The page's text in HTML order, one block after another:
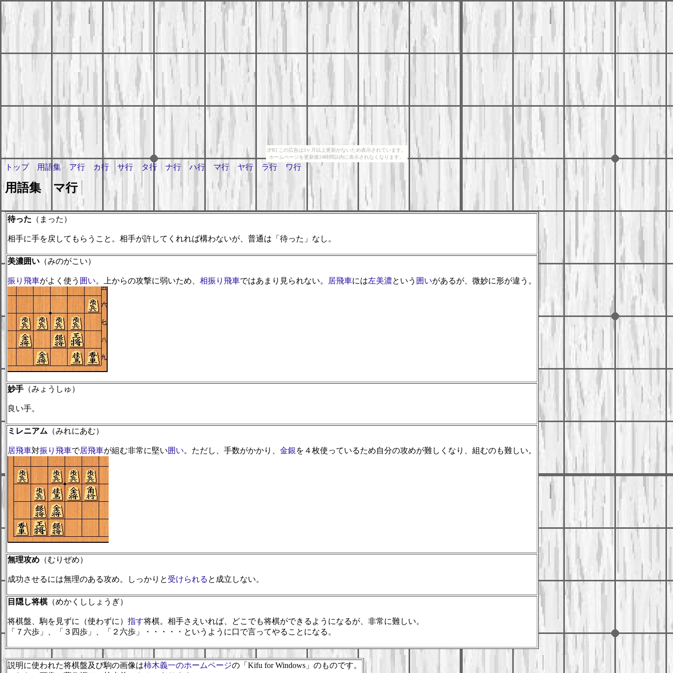
[PR] この広告は3ヶ月以上更新がないため表示されています。
ホームページを更新後24時間以内に表示されなくなります。
トップ 用語集 ア行 カ行 サ行 タ行 ナ行 ハ行 マ行 ヤ行 ラ行 ワ行
用語集 マ行
待った （まった）
相手に手を戻してもらうこと。相手が許してくれれば構わないが、普通は「待った」なし。
美濃囲い （みのがこい）
振り飛車がよく使う 囲い。上からの攻撃に弱いため、 相振り飛車ではあまり見られない。 居飛車には左美濃という 囲いがあるが、微妙に形が違う。
妙手 （みょうしゅ）
良い手。
ミレニアム （みれにあむ）
居飛車対振り飛車で居飛車が組む非常に堅い囲い。ただし、手数がかかり、 金銀を４枚使っているため自分の攻めが難しくなり、組むのも難しい。
無理攻め （むりぜめ）
成功させるには無理のある攻め。しっかりと 受けられる と成立しない。
目隠し将棋 （めかくししょうぎ）
将棋盤、駒を見ずに（使わずに） 指す将棋。相手さえいれば、どこでも将棋ができるようになるが、非常に難しい。
「７六歩」、「３四歩」、「２六歩」・・・・・というように口で言ってやることになる。
説明に使われた将棋盤及び駒の画像は柿木義一のホームページの「Kifu for Windows」のものです。